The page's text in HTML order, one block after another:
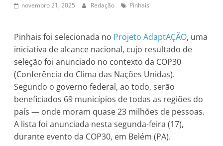
novembro 21, 2025 Redação Pinhais
Pinhais foi selecionada no Projeto AdaptAÇÃO, uma
iniciativa de alcance nacional, cujo resultado de
seleção foi anunciado no contexto da COP30
(Conferência do Clima das Nações Unidas).
Segundo o governo federal, ao todo, serão
beneficiados 69 municípios de todas as regiões do
país — onde moram quase 23 milhões de pessoas.
A lista foi anunciada nesta segunda-feira (17),
durante evento da COP30, em Belém (PA).